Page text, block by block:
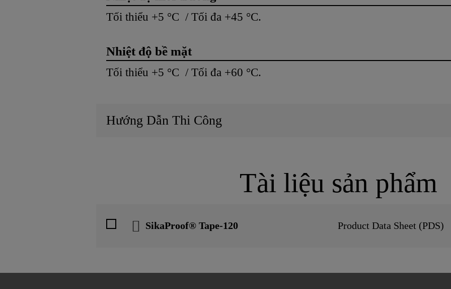
Tối thiểu +5 °C / Tối đa +45 °C.
Nhiệt độ bề mặt
Tối thiểu +5 °C / Tối đa +60 °C.
Hướng Dẫn Thi Công
Tài liệu sản phẩm
SikaProof® Tape-120 Product Data Sheet (PDS)